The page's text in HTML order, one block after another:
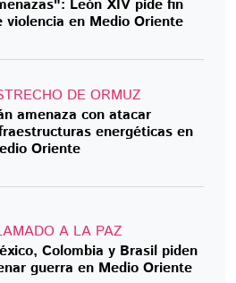
León XIV pide fin
violencia en Medio Oriente
DE ORMUZ
amenaza con atacar
energéticas en
Oriente
A LA PAZ
Colombia y Brasil piden
guerra en Medio Oriente